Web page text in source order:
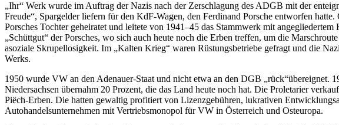
„Ihr“ Werk wurde im Auftrag der Nazis nach der Zerschlagung des ADGB mit der
Freude“, Spargelder liefern für den KdF-Wagen, den Ferdinand Porsche entworfen
Porsches Tochter geheiratet und leitete von 1941–45 das Stammwerk mit
„Schüttgut“ der Porsches, wo sich auch heute noch die Erben treffen, um die
asoziale Skrupellosigkeit. Im „Kalten Krieg“ waren Rüstungsbetriebe gefragt und die
Werks.
1950 wurde VW an den Adenauer-Staat und nicht etwa an den DGB „rück“übereignet.
Niedersachsen übernahm 20 Prozent, die das Land heute noch hat. Die Proletarier
Piëch-Erben. Die hatten gewaltig profitiert von Lizenzgebühren, lukrativen
Autohandelsunternehmen mit Vertriebsmonopol für VW in Österreich und Osteuropa.